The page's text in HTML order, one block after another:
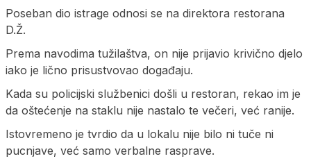
Poseban dio istrage odnosi se na direktora restorana
D.Ž.
Prema navodima tužilaštva, on nije prijavio krivično djelo
iako je lično prisustvovao događaju.
Kada su policijski službenici došli u restoran, rekao im je
da oštećenje na staklu nije nastalo te večeri, već ranije.
Istovremeno je tvrdio da u lokalu nije bilo ni tuče ni
pucnjave, već samo verbalne rasprave.